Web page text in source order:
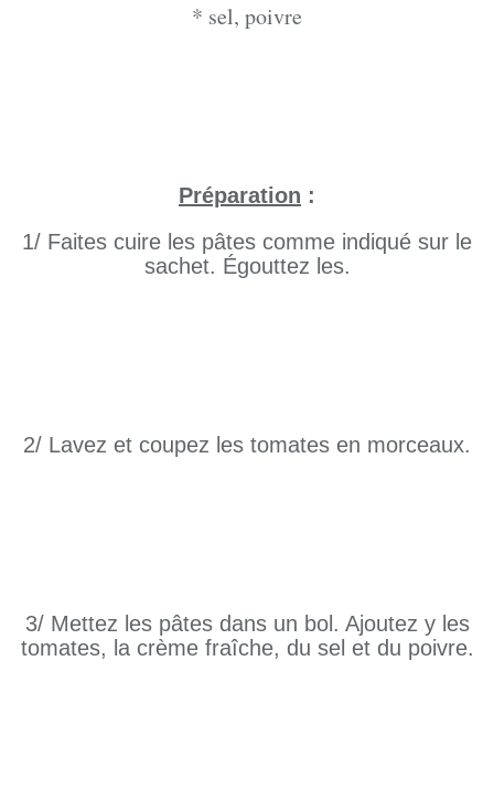
* sel, poivre
Préparation :
1/ Faites cuire les pâtes comme indiqué sur le
sachet. Égouttez les.
2/ Lavez et coupez les tomates en morceaux.
3/ Mettez les pâtes dans un bol. Ajoutez y les
tomates, la crème fraîche, du sel et du poivre.